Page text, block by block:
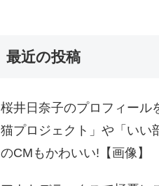
最近の投稿
桜井日奈子のプロフィール
猫プロジェクト」や「いい
のCMもかわいい!【画像】